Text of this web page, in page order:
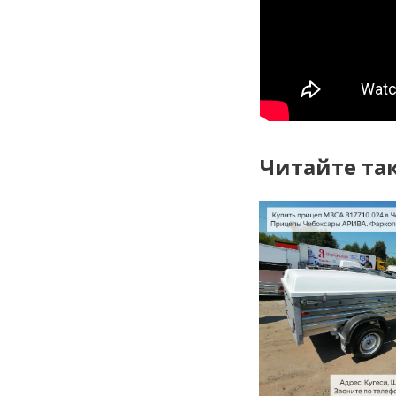
Читайте